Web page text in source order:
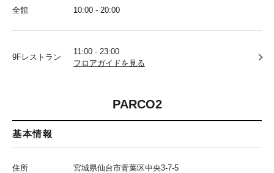
全館 10:00 - 20:00
9Fレストラン
11:00 - 23:00
フロアガイドを見る
PARCO2
基本情報
住所 宮城県仙台市青葉区中央3-7-5